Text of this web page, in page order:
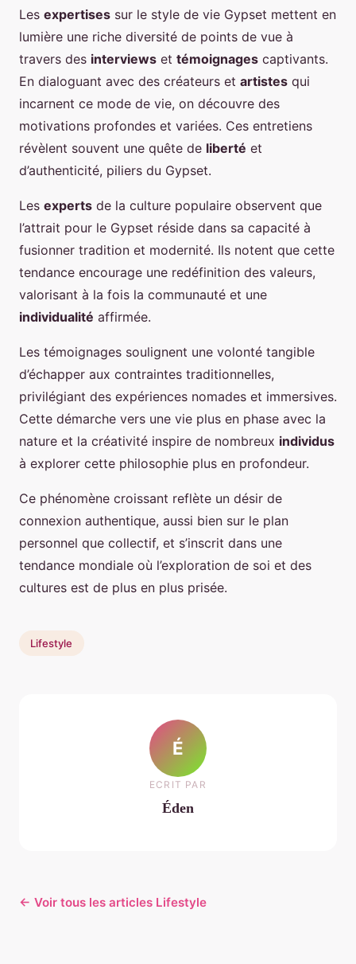
Les expertises sur le style de vie Gypset mettent en
lumière une riche diversité de points de vue à
travers des interviews et témoignages captivants.
En dialoguant avec des créateurs et artistes qui
incarnent ce mode de vie, on découvre des
motivations profondes et variées. Ces entretiens
révèlent souvent une quête de liberté et
d’authenticité, piliers du Gypset.
Les experts de la culture populaire observent que
l’attrait pour le Gypset réside dans sa capacité à
fusionner tradition et modernité. Ils notent que cette
tendance encourage une redéfinition des valeurs,
valorisant à la fois la communauté et une
individualité affirmée.
Les témoignages soulignent une volonté tangible
d’échapper aux contraintes traditionnelles,
privilégiant des expériences nomades et immersives.
Cette démarche vers une vie plus en phase avec la
nature et la créativité inspire de nombreux individus
à explorer cette philosophie plus en profondeur.
Ce phénomène croissant reflète un désir de
connexion authentique, aussi bien sur le plan
personnel que collectif, et s’inscrit dans une
tendance mondiale où l’exploration de soi et des
cultures est de plus en plus prisée.
Lifestyle
É
ECRIT PAR
Éden
← Voir tous les articles Lifestyle